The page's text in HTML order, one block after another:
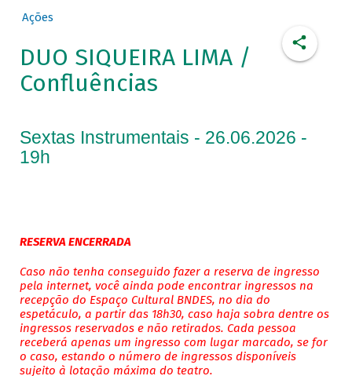
Ações
DUO SIQUEIRA LIMA /
Confluências
Sextas Instrumentais - 26.06.2026 -
19h
RESERVA ENCERRADA
Caso não tenha conseguido fazer a reserva de ingresso
pela internet, você ainda pode encontrar ingressos na
recepção do Espaço Cultural BNDES, no dia do
espetáculo, a partir das 18h30, caso haja sobra dentre os
ingressos reservados e não retirados. Cada pessoa
receberá apenas um ingresso com lugar marcado, se for
o caso, estando o número de ingressos disponíveis
sujeito à lotação máxima do teatro.